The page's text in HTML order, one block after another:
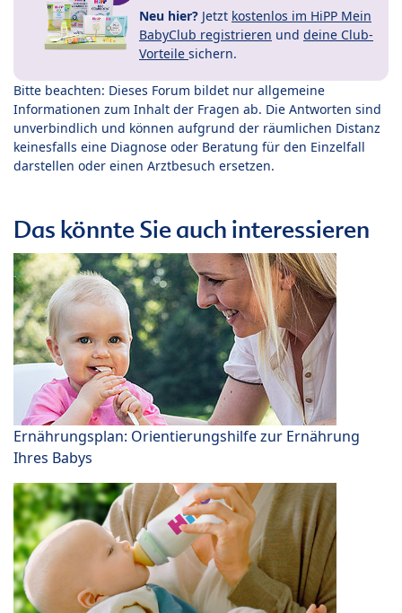
Neu hier? Jetzt kostenlos im HiPP Mein
BabyClub registrieren und deine Club-
Vorteile sichern.
Bitte beachten: Dieses Forum bildet nur allgemeine
Informationen zum Inhalt der Fragen ab. Die Antworten sind
unverbindlich und können aufgrund der räumlichen Distanz
keinesfalls eine Diagnose oder Beratung für den Einzelfall
darstellen oder einen Arztbesuch ersetzen.
Das könnte Sie auch interessieren
Ernährungsplan: Orientierungshilfe zur Ernährung
Ihres Babys